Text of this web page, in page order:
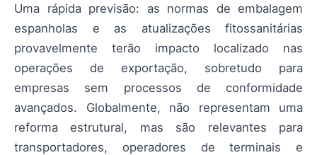
Uma rápida previsão: as normas de embalagem
espanholas e as atualizações fitossanitárias
provavelmente terão impacto localizado nas
operações de exportação, sobretudo para
empresas sem processos de conformidade
avançados. Globalmente, não representam uma
reforma estrutural, mas são relevantes para
transportadores, operadores de terminais e